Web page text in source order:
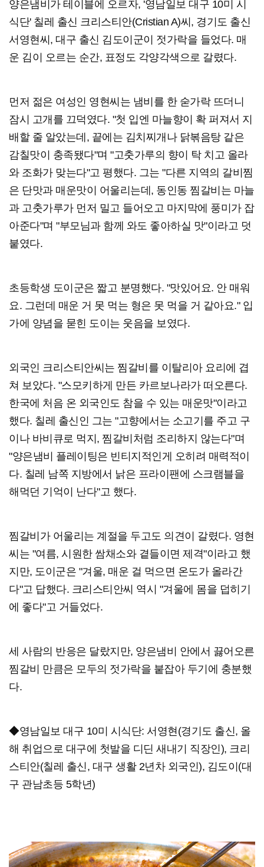
양은냄비가 테이블에 오르자, '영남일보 대구 10미 시
식단' 칠레 출신 크리스티안(Cristian A)씨, 경기도 출신
서영현씨, 대구 출신 김도이군이 젓가락을 들었다. 매
운 김이 오르는 순간, 표정도 각양각색으로 갈렸다.
먼저 젊은 여성인 영현씨는 냄비를 한 숟가락 뜨더니
잠시 고개를 끄덕였다. "첫 입엔 마늘향이 확 퍼져서 지
배할 줄 알았는데, 끝에는 김치찌개나 닭볶음탕 같은
감칠맛이 충족됐다"며 "고춧가루의 향이 탁 치고 올라
와 조화가 맞는다"고 평했다. 그는 "다른 지역의 갈비찜
은 단맛과 매운맛이 어울리는데, 동인동 찜갈비는 마늘
과 고춧가루가 먼저 밀고 들어오고 마지막에 풍미가 잡
아준다"며 "부모님과 함께 와도 좋아하실 맛"이라고 덧
붙였다.
초등학생 도이군은 짧고 분명했다. "맛있어요. 안 매워
요. 그런데 매운 거 못 먹는 형은 못 먹을 거 같아요." 입
가에 양념을 묻힌 도이는 웃음을 보였다.
외국인 크리스티안씨는 찜갈비를 이탈리아 요리에 겹
쳐 보았다. "스모키하게 만든 카르보나라가 떠오른다.
한국에 처음 온 외국인도 참을 수 있는 매운맛"이라고
했다. 칠레 출신인 그는 "고향에서는 소고기를 주고 구
이나 바비큐로 먹지, 찜갈비처럼 조리하지 않는다"며
"양은냄비 플레이팅은 빈티지적인게 오히려 매력적이
다. 칠레 남쪽 지방에서 낡은 프라이팬에 스크램블을
해먹던 기억이 난다"고 했다.
찜갈비가 어울리는 계절을 두고도 의견이 갈렸다. 영현
씨는 "여름, 시원한 쌈채소와 곁들이면 제격"이라고 했
지만, 도이군은 "겨울, 매운 걸 먹으면 온도가 올라간
다"고 답했다. 크리스티안씨 역시 "겨울에 몸을 덥히기
에 좋다"고 거들었다.
세 사람의 반응은 달랐지만, 양은냄비 안에서 끓어오른
찜갈비 만큼은 모두의 젓가락을 붙잡아 두기에 충분했
다.
◆영남일보 대구 10미 시식단: 서영현(경기도 출신, 올
해 취업으로 대구에 첫발을 디딘 새내기 직장인), 크리
스티안(칠레 출신, 대구 생활 2년차 외국인), 김도이(대
구 관남초등 5학년)